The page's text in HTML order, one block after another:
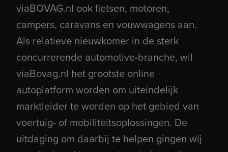
viaBOVAG.nl ook fietsen, motoren,
campers, caravans en vouwwagens aan.
Als relatieve nieuwkomer in de sterk
concurrerende automotive-branche, wil
viaBovag.nl het grootste online
autoplatform worden om uiteindelijk
marktleider te worden op het gebied van
voertuig- of mobiliteitsoplossingen. De
uitdaging om daarbij te helpen gingen wij